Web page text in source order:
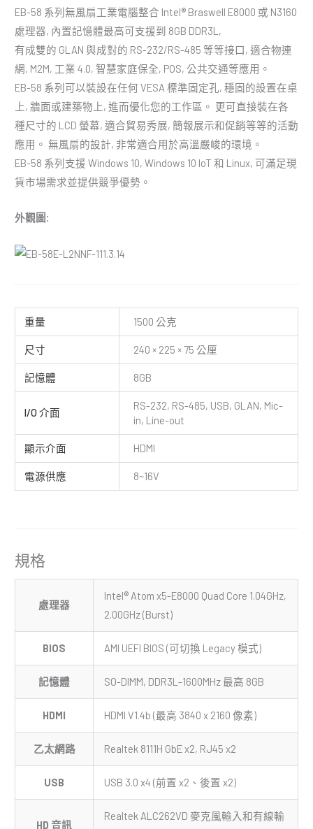
EB-58 系列無風扇工業電腦整合 Intel® Braswell E8000 或 N3160
處理器, 內置記憶體最高可支援到 8GB DDR3L,
有成雙的 GLAN 與成對的 RS-232/RS-485 等等接口, 適合物連
網, M2M, 工業 4.0, 智慧家庭保全, POS, 公共交通等應用。
EB-58 系列可以裝設在任何 VESA 標準固定孔, 穩固的設置在桌
上, 牆面或建築物上, 進而優化您的工作區。 更可直接裝在各
種尺寸的 LCD 螢幕, 適合貿易秀展, 簡報展示和促銷等等的活動
應用。 無風扇的設計, 非常適合用於高溫嚴峻的環境。
EB-58 系列支援 Windows 10, Windows 10 IoT 和 Linux, 可滿足現
貨市場需求並提供競爭優勢。
外觀圖:
重量 1500 公克
尺寸 240 × 225 × 75 公厘
記憶體 8GB
I/O 介面
RS-232, RS-485, USB, GLAN, Mic-
in, Line-out
顯示介面 HDMI
電源供應 8~16V
規格
處理器
Intel® Atom x5-E8000 Quad Core 1.04GHz,
2.00GHz (Burst)
BIOS AMI UEFI BIOS (可切換 Legacy 模式)
記憶體 SO-DIMM, DDR3L-1600MHz 最高 8GB
HDMI HDMI V1.4b (最高 3840 x 2160 像素)
乙太網路 Realtek 8111H GbE x2, RJ45 x2
USB USB 3.0 x4 (前置 x2、後置 x2)
HD 音訊
Realtek ALC262VD 麥克風輸入和有線輸